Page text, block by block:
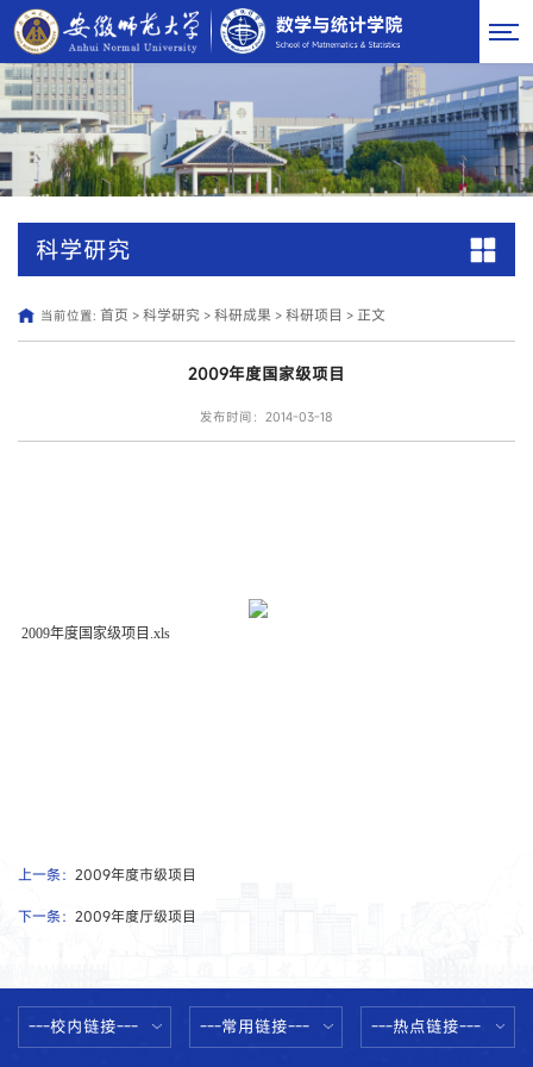
科学研究
当前位置: 首页 > 科学研究> 科研成果 > 科研项目 > 正文
2009年度国家级项目
发布时间：2014-03-18
2009年度国家级项目.xls
上一条： 2009年度市级项目
下一条： 2009年度厅级项目
---校内链接--- ---常用链接--- ---热点链接---